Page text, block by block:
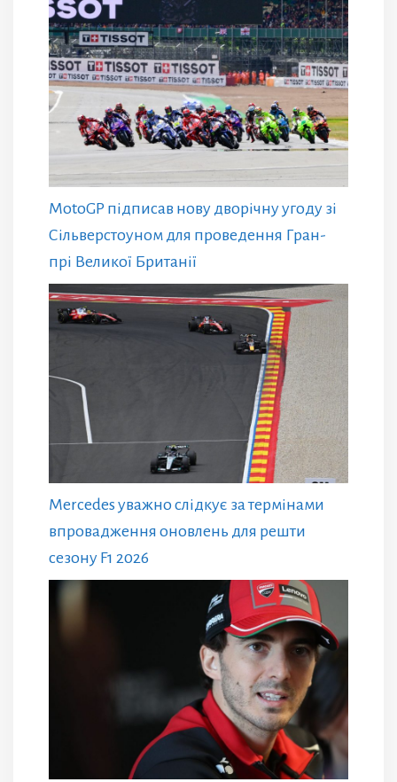
MotoGP підписав нову дворічну угоду зі
Сільверстоуном для проведення Гран-
прі Великої Британії
Mercedes уважно слідкує за термінами
впровадження оновлень для решти
сезону F1 2026